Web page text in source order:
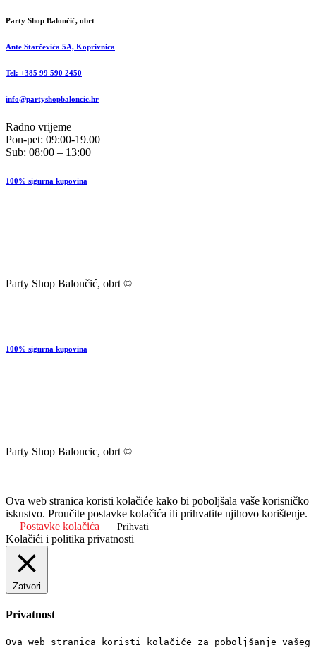
Party Shop Balončić, obrt
Ante Starčevića 5A, Koprivnica
Tel: +385 99 590 2450
info@partyshopbaloncic.hr
Radno vrijeme
Pon-pet: 09:00-19.00
Sub: 08:00 – 13:00
100% sigurna kupovina
Party Shop Balončić, obrt ©
100% sigurna kupovina
Party Shop Baloncic, obrt ©
Ova web stranica koristi kolačiće kako bi poboljšala vaše korisničko
iskustvo. Proučite postavke kolačića ili prihvatite njihovo korištenje.
Postavke kolačića
Prihvati
Kolačići i politika privatnosti
Zatvori
Privatnost
Ova web stranica koristi kolačiće za poboljšanje